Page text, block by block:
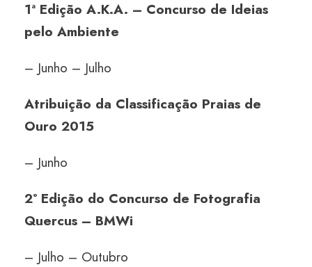
1ª Edição A.K.A. – Concurso de Ideias
pelo Ambiente
– Junho – Julho
Atribuição da Classificação Praias de
Ouro 2015
– Junho
2º Edição do Concurso de Fotografia
Quercus – BMWi
– Julho – Outubro